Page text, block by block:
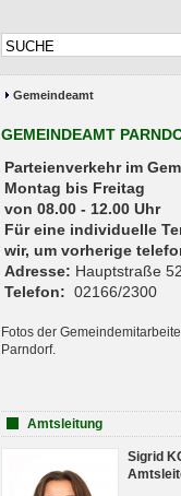
Gemeindeamt
GEMEINDEAMT
Parteienverkehr
Montag bis Freitag
von 08.00 - 12.00 Uhr
Für eine individuelle
wir, um vorherige
Adresse: Hauptstraße
Telefon: 02166/2300
Fotos der
Parndorf.
Amtsleitung
Sigrid